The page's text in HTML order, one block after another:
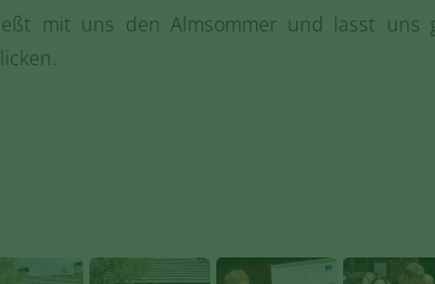
mit uns den Almsommer und lasst uns